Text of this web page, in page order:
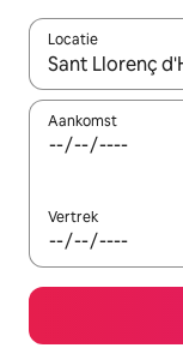
Locatie
Wanneer er
Aankomst
Vertrek